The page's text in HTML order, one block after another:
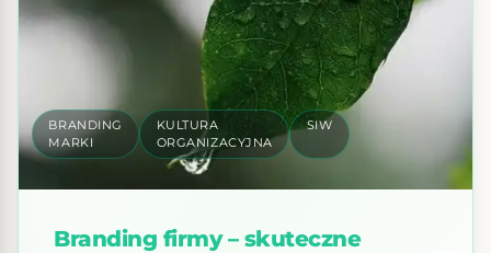
BRANDING
MARKI
KULTURA
ORGANIZACYJNA
SIW
Branding firmy – skuteczne